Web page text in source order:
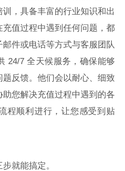
，具备丰富的行业知识和出
值过程中遇到任何问题，都
件或电话等方式与客服团队
24/7 全天候服务，确保能够
反馈。他们会以耐心、细致
您解决充值过程中遇到的各
程顺利进行，让您感受到贴
就能搞定。